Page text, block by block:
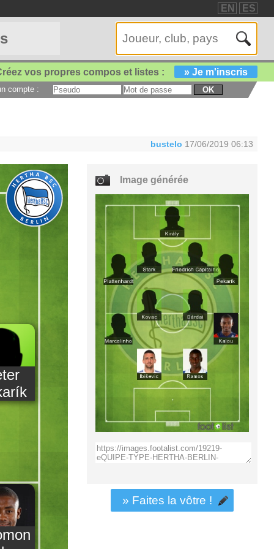
EN ES
vos propres compos et listes : » Je m'inscris
compte : OK
bustelo 17/06/2019 06:13
Image générée
» Faites la vôtre !